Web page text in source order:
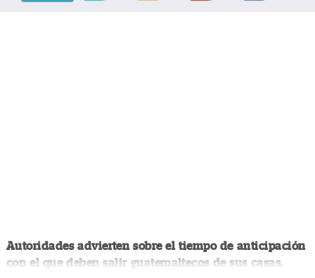
Autoridades advierten sobre el tiempo de anticipación
con el que deben salir guatemaltecos de sus casas.